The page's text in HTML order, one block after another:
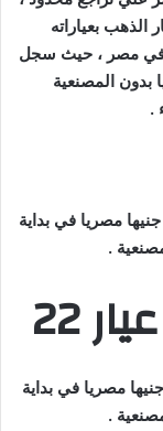
أسعار الذهب بعياراته
الأكثر مبيعا في مصر ، حيث سجل
مصريا بدون المصنعية
.
عيار 24 ، 3,954.25 جنيها مصريا في بداية
.
22
وسجل سعر جرام الذهب عيار 22 ، 3,624.75 جنيها مصريا في بداية
.